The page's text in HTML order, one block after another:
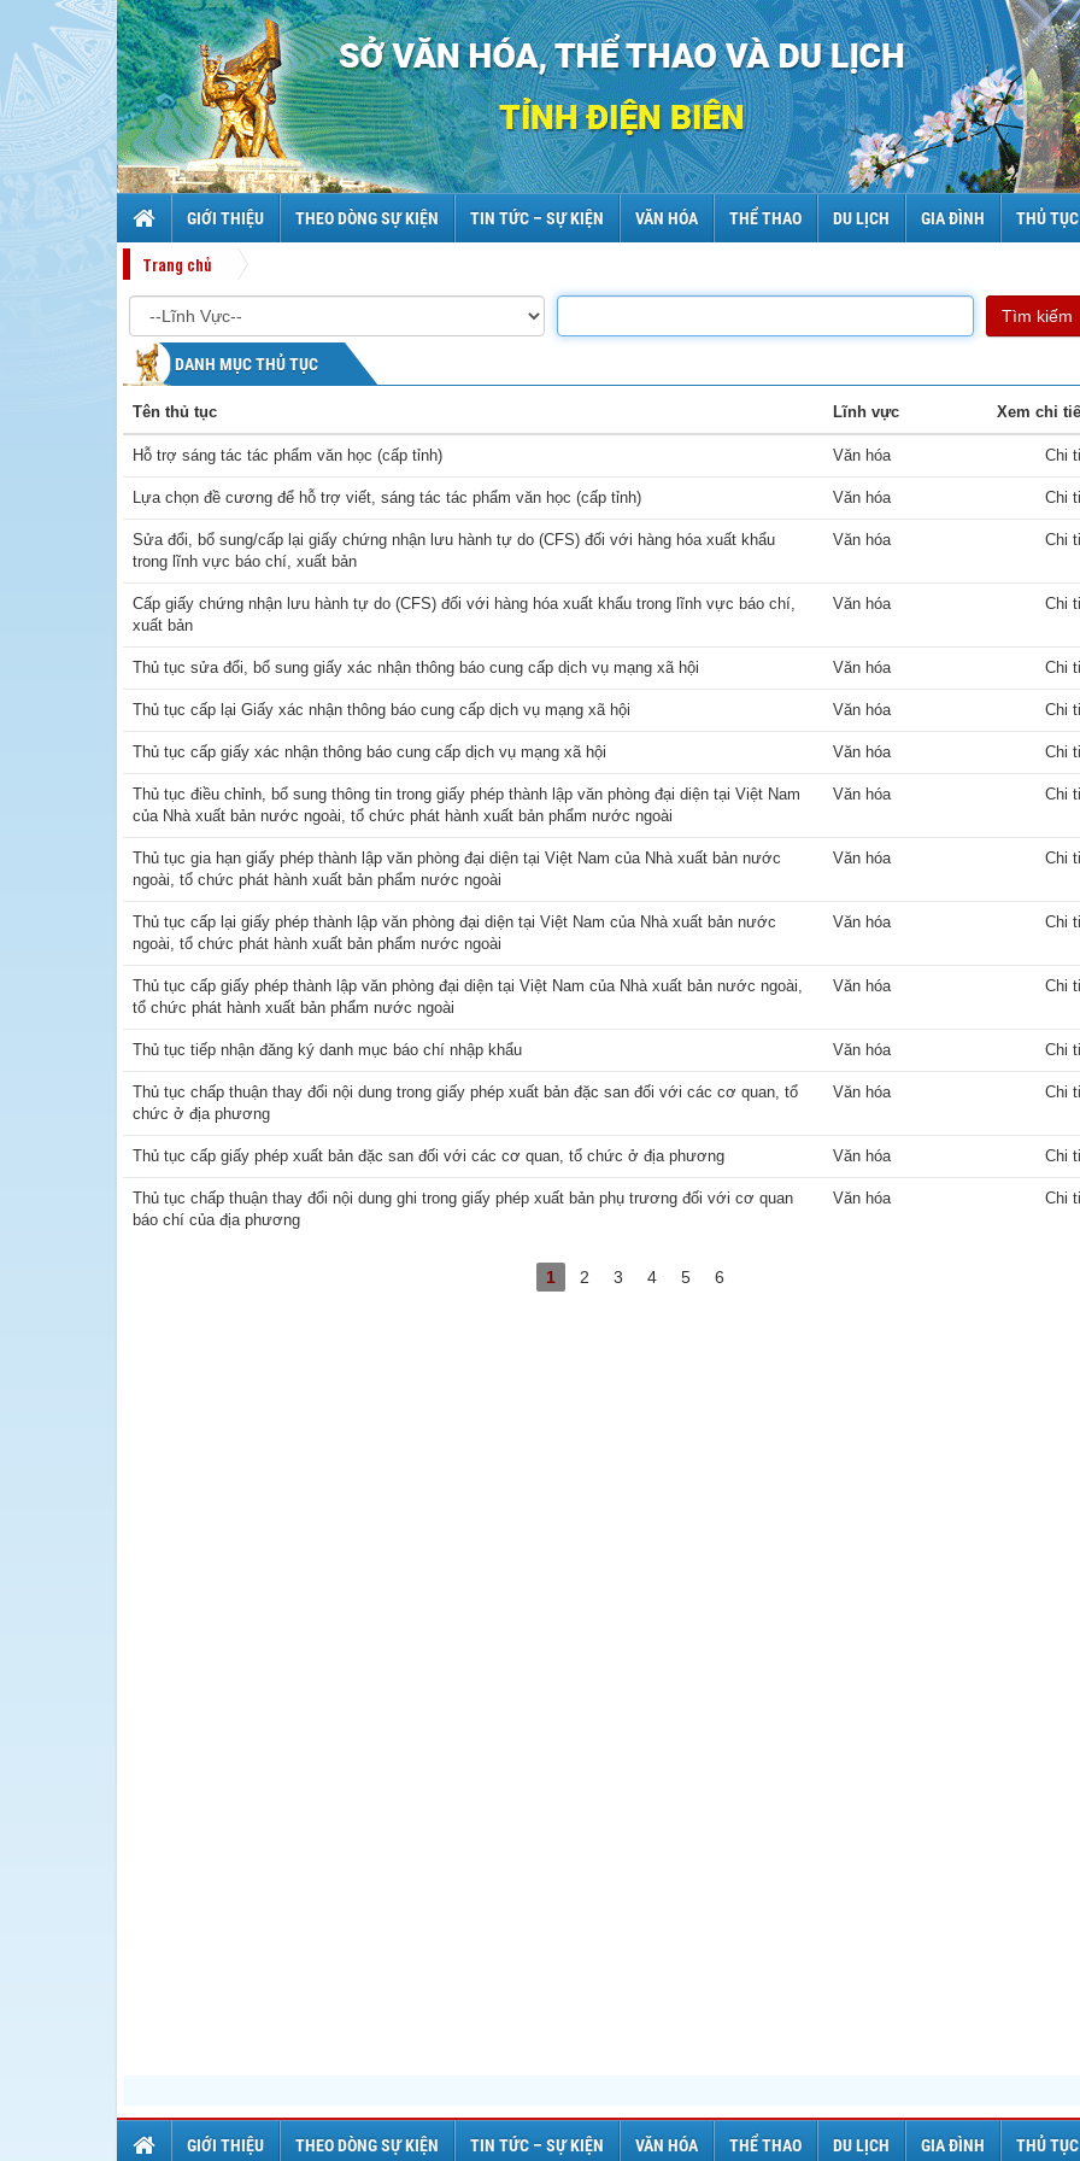
GIỚI THIỆU THEO DÒNG SỰ KIỆN TIN TỨC – SỰ KIỆN VĂN HÓA THỂ THAO DU LỊCH GIA ĐÌNH THỦ
Trang chủ
Tìm kiếm
DANH MỤC THỦ TỤC
Tên thủ tục Lĩnh vực Xem chi
Hỗ trợ sáng tác tác phẩm văn học (cấp tỉnh) Văn hóa Chi
Lựa chọn đề cương để hỗ trợ viết, sáng tác tác phẩm văn học (cấp tỉnh) Văn hóa Chi
Sửa đổi, bổ sung/cấp lại giấy chứng nhận lưu hành tự do (CFS) đối với hàng hóa xuất khẩu
trong lĩnh vực báo chí, xuất bản
Văn hóa Chi
Cấp giấy chứng nhận lưu hành tự do (CFS) đối với hàng hóa xuất khẩu trong lĩnh vực báo chí,
xuất bản
Văn hóa Chi
Thủ tục sửa đổi, bổ sung giấy xác nhận thông báo cung cấp dịch vụ mạng xã hội Văn hóa Chi
Thủ tục cấp lại Giấy xác nhận thông báo cung cấp dịch vụ mạng xã hội Văn hóa Chi
Thủ tục cấp giấy xác nhận thông báo cung cấp dịch vụ mạng xã hội Văn hóa Chi
Thủ tục điều chỉnh, bổ sung thông tin trong giấy phép thành lập văn phòng đại diện tại Việt Nam
của Nhà xuất bản nước ngoài, tổ chức phát hành xuất bản phẩm nước ngoài
Văn hóa Chi
Thủ tục gia hạn giấy phép thành lập văn phòng đại diện tại Việt Nam của Nhà xuất bản nước
ngoài, tổ chức phát hành xuất bản phẩm nước ngoài
Văn hóa Chi
Thủ tục cấp lại giấy phép thành lập văn phòng đại diện tại Việt Nam của Nhà xuất bản nước
ngoài, tổ chức phát hành xuất bản phẩm nước ngoài
Văn hóa Chi
Thủ tục cấp giấy phép thành lập văn phòng đại diện tại Việt Nam của Nhà xuất bản nước ngoài,
tổ chức phát hành xuất bản phẩm nước ngoài
Văn hóa Chi
Thủ tục tiếp nhận đăng ký danh mục báo chí nhập khẩu Văn hóa Chi
Thủ tục chấp thuận thay đổi nội dung trong giấy phép xuất bản đặc san đối với các cơ quan, tổ
chức ở địa phương
Văn hóa Chi
Thủ tục cấp giấy phép xuất bản đặc san đối với các cơ quan, tổ chức ở địa phương Văn hóa Chi
Thủ tục chấp thuận thay đổi nội dung ghi trong giấy phép xuất bản phụ trương đối với cơ quan
báo chí của địa phương
Văn hóa Chi
1 2 3 4 5 6
GIỚI THIỆU THEO DÒNG SỰ KIỆN TIN TỨC – SỰ KIỆN VĂN HÓA THỂ THAO DU LỊCH GIA ĐÌNH THỦ